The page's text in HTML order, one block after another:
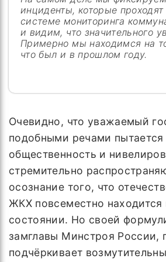
инциденты, которые проходят
системе мониторинга
и видим, что значительного
Примерно мы находимся на
что был и в прошлом году.
Очевидно, что уважаемый
подобными речами пытается
общественность и
стремительно
осознание того, что
ЖКХ повсеместно находится
состоянии. Но своей
замглавы Минстроя России,
подчёркивает